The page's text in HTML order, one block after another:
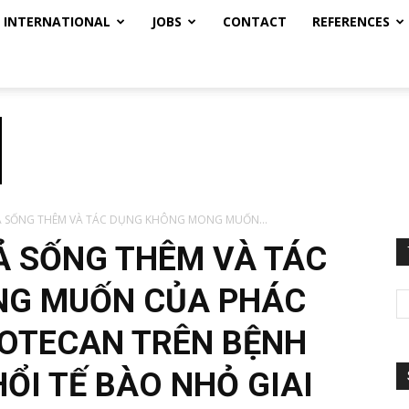
INTERNATIONAL JOBS CONTACT REFERENCES
THÊM VÀ TÁC DỤNG KHÔNG MONG MUỐN...
SỐNG THÊM VÀ TÁC
MUỐN CỦA PHÁC
TRÊN BỆNH
TẾ BÀO NHỎ GIAI